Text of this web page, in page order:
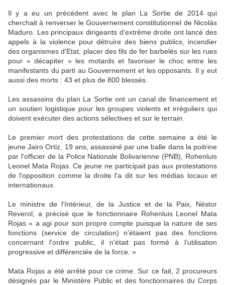
Il y a eu un précédent avec le plan La Sortie de 2014 qui
cherchait à renverser le Gouvernement constitutionnel de Nicolás
Maduro. Les principaux dirigeants d'extrême droite ont lancé des
appels à la violence pour détruire des biens publics, incendier
des organismes d'Etat, placer des fils de fer barbelés sur les rues
pour « décapiter » les motards et favoriser le choc entre les
manifestants du parti au Gouvernement et les opposants. Il y eut
aussi des morts : 43 et plus de 800 blessés.
Les assassins du plan La Sortie ont un canal de financement et
un soutien logistique pour les groupes violents et irréguliers qui
doivent exécuter des actions sélectives et sur le terrain.
Le premier mort des protestations de cette semaine a été le
jeune Jairo Ortiz, 19 ans, assassiné par une balle dans la poitrine
par l'officier de la Police Nationale Bolivarienne (PNB), Rohenluis
Leonel Mata Rojas. Ce jeune ne participait pas aux protestations
de l'opposition comme la droite l'a dit sur les médias locaux et
internationaux.
Le ministre de l'Intérieur, de la Justice et de la Paix, Néstor
Reverol, a précisé que le fonctionnaire Rohenluis Leonel Mata
Rojas « a agi pour son propre compte puisque la nature de ses
fonctions (service de circulation) n'étaient pas des fonctions
concernant l'ordre public, il n'était pas formé à l’utilisation
progressive et différenciée de la force. »
Mata Rojas a été arrêté pour ce crime. Sur ce fait, 2 procureurs
désignés par le Ministère Public et des fonctionnaires du Corps